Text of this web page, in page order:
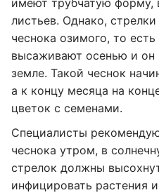
имеют трубчатую форму,
листьев. Однако,
чеснока озимого, то
высаживают осенью и он
земле. Такой чеснок
а к концу месяца на
цветок с семенами.
Специалисты
чеснока утром, в
стрелок должны
инфицировать растения